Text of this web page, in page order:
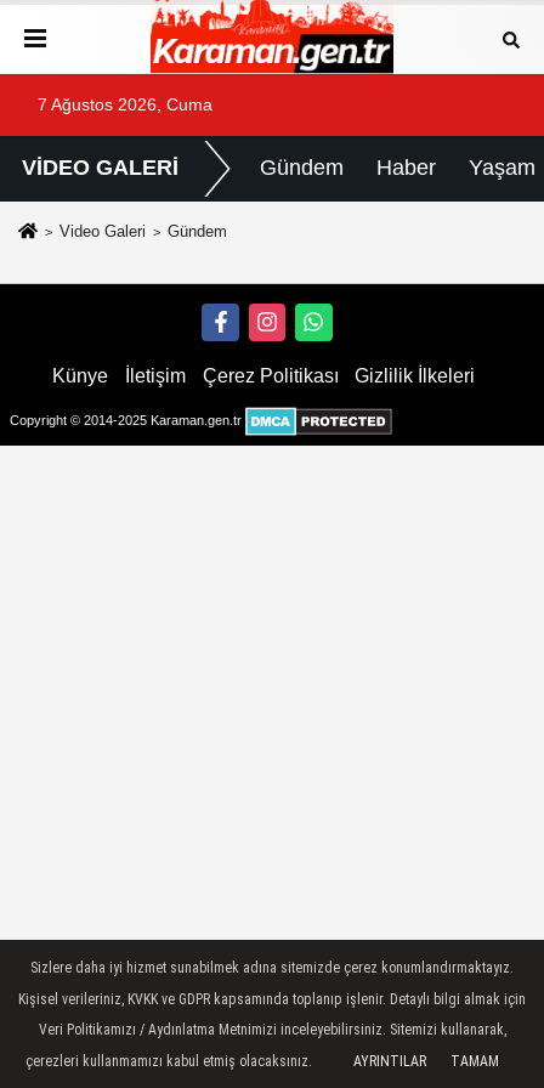
7 Ağustos 2026, Cuma
VİDEO GALERİ Gündem Haber Yaşam
Video Galeri Gündem
Künye İletişim Çerez Politikası Gizlilik İlkeleri
Copyright © 2014-2025 Karaman.gen.tr
Sizlere daha iyi hizmet sunabilmek adına sitemizde çerez konumlandırmaktayız.
Kişisel verileriniz, KVKK ve GDPR kapsamında toplanıp işlenir. Detaylı bilgi almak için
Veri Politikamızı / Aydınlatma Metnimizi inceleyebilirsiniz. Sitemizi kullanarak,
çerezleri kullanmamızı kabul etmiş olacaksınız.
AYRINTILAR TAMAM